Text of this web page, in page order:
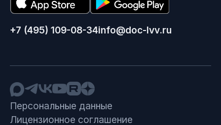
+7 (495) 109-08-34info@doc-lvv.ru
Персональные данные
Лицензионное соглашение